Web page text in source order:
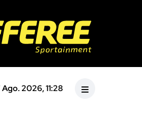
Ago. 2026, 11:28